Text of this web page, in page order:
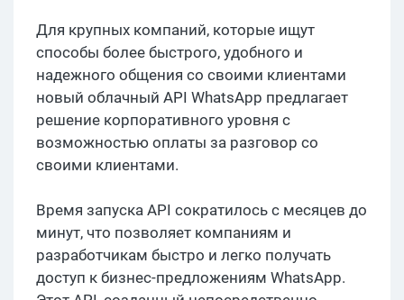
Для крупных компаний, которые ищут
способы более быстрого, удобного и
надежного общения со своими клиентами
новый облачный API WhatsApp предлагает
решение корпоративного уровня с
возможностью оплаты за разговор со
своими клиентами.
Время запуска API сократилось с месяцев до
минут, что позволяет компаниям и
разработчикам быстро и легко получать
доступ к бизнес-предложениям WhatsApp.